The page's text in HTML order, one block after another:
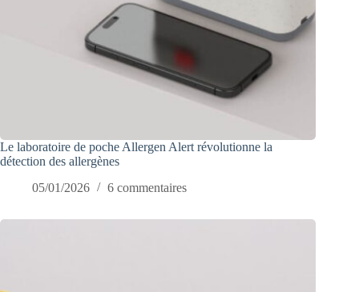
Le laboratoire de poche Allergen Alert révolutionne la
détection des allergènes
05/01/2026
6 commentaires